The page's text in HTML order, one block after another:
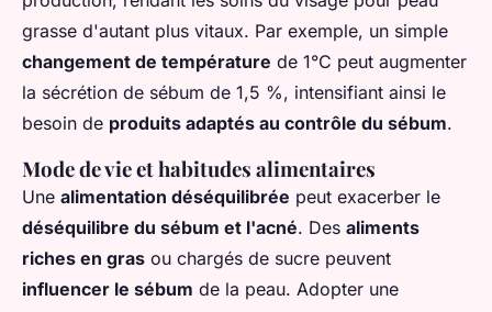
grasse d'autant plus vitaux. Par exemple, un simple
changement de température de 1°C peut augmenter
la sécrétion de sébum de 1,5 %, intensifiant ainsi le
besoin de produits adaptés au contrôle du sébum.
Mode de vie et habitudes alimentaires
Une alimentation déséquilibrée peut exacerber le
déséquilibre du sébum et l'acné. Des aliments
riches en gras ou chargés de sucre peuvent
influencer le sébum de la peau. Adopter une